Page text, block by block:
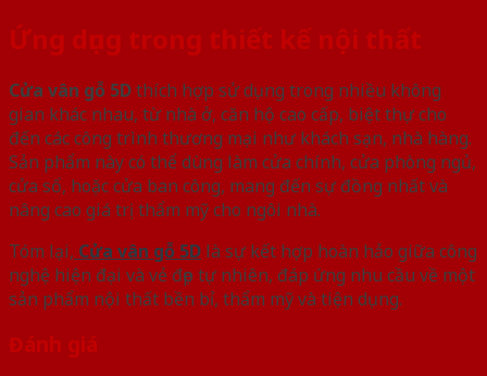
Ứng dụng trong thiết kế nội thất
Cửa vân gỗ 5Dthích hợp sử dụng trong nhiều không
gian khác nhau, từ nhà ở, căn hộ cao cấp, biệt thự cho
đến các công trình thương mại như khách sạn, nhà hàng.
Sản phẩm này có thể dùng làm cửa chính, cửa phòng ngủ,
cửa sổ, hoặc cửa ban công, mang đến sự đồng nhất và
nâng cao giá trị thẩm mỹ cho ngôi nhà.
Tóm lại, Cửa vân gỗ 5D là sự kết hợp hoàn hảo giữa công
nghệ hiện đại và vẻ đẹp tự nhiên, đáp ứng nhu cầu về một
sản phẩm nội thất bền bỉ, thẩm mỹ và tiện dụng.
Đánh giá